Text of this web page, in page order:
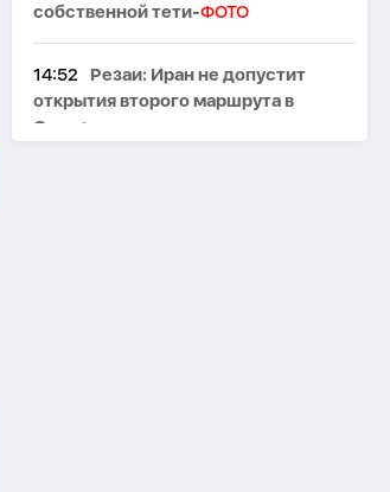
собственной тети-ФОТО
14:52
Резаи: Иран не допустит
открытия второго маршрута в
Ормузском проливе